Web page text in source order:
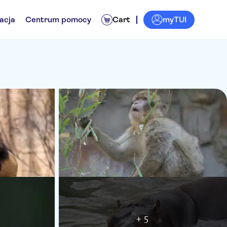
Centrum pomocy Cart myTUI
+ 5